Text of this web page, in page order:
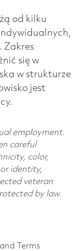
od kilku
Zakres
się w
w strukturze
jest
employment.
careful
color,
identity,
veteran
by law.
Terms